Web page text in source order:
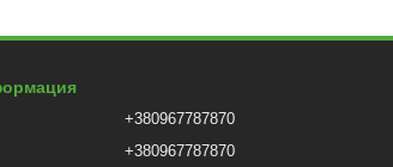
+380967787870
+380967787870